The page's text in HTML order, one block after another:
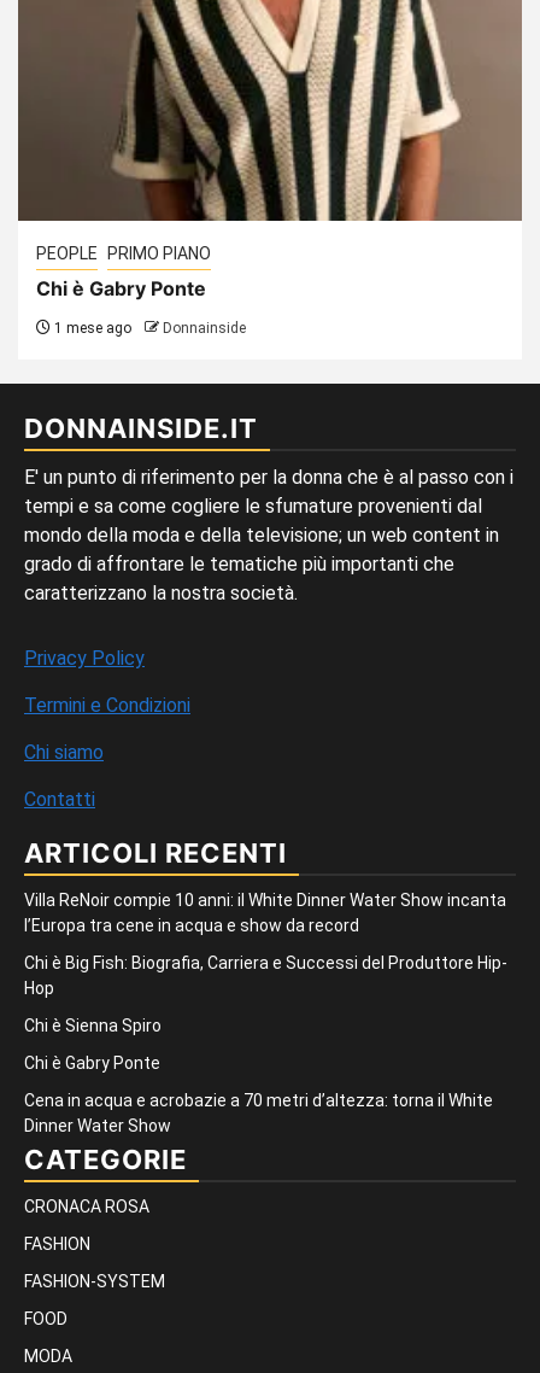
PEOPLE PRIMO PIANO
Chi è Gabry Ponte
1 mese ago Donnainside
DONNAINSIDE.IT
E' un punto di riferimento per la donna che è al passo con i
tempi e sa come cogliere le sfumature provenienti dal
mondo della moda e della televisione; un web content in
grado di affrontare le tematiche più importanti che
caratterizzano la nostra società.
Privacy Policy
Termini e Condizioni
Chi siamo
Contatti
ARTICOLI RECENTI
Villa ReNoir compie 10 anni: il White Dinner Water Show incanta
l’Europa tra cene in acqua e show da record
Chi è Big Fish: Biografia, Carriera e Successi del Produttore Hip-
Hop
Chi è Sienna Spiro
Chi è Gabry Ponte
Cena in acqua e acrobazie a 70 metri d’altezza: torna il White
Dinner Water Show
CATEGORIE
CRONACA ROSA
FASHION
FASHION-SYSTEM
FOOD
MODA